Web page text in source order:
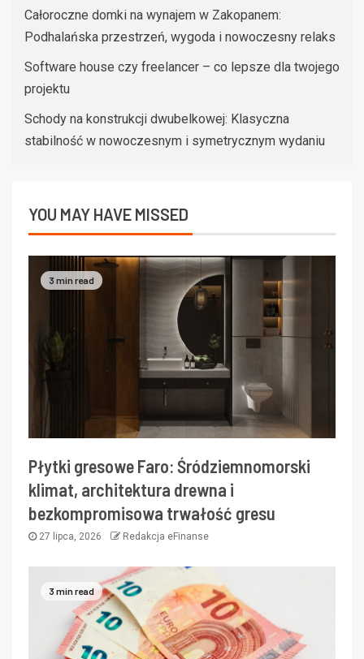
Całoroczne domki na wynajem w Zakopanem:
Podhalańska przestrzeń, wygoda i nowoczesny relaks
Software house czy freelancer – co lepsze dla twojego
projektu
Schody na konstrukcji dwubelkowej: Klasyczna
stabilność w nowoczesnym i symetrycznym wydaniu
YOU MAY HAVE MISSED
3 min read
Płytki gresowe Faro: Śródziemnomorski
klimat, architektura drewna i
bezkompromisowa trwałość gresu
27 lipca, 2026 Redakcja eFinanse
3 min read